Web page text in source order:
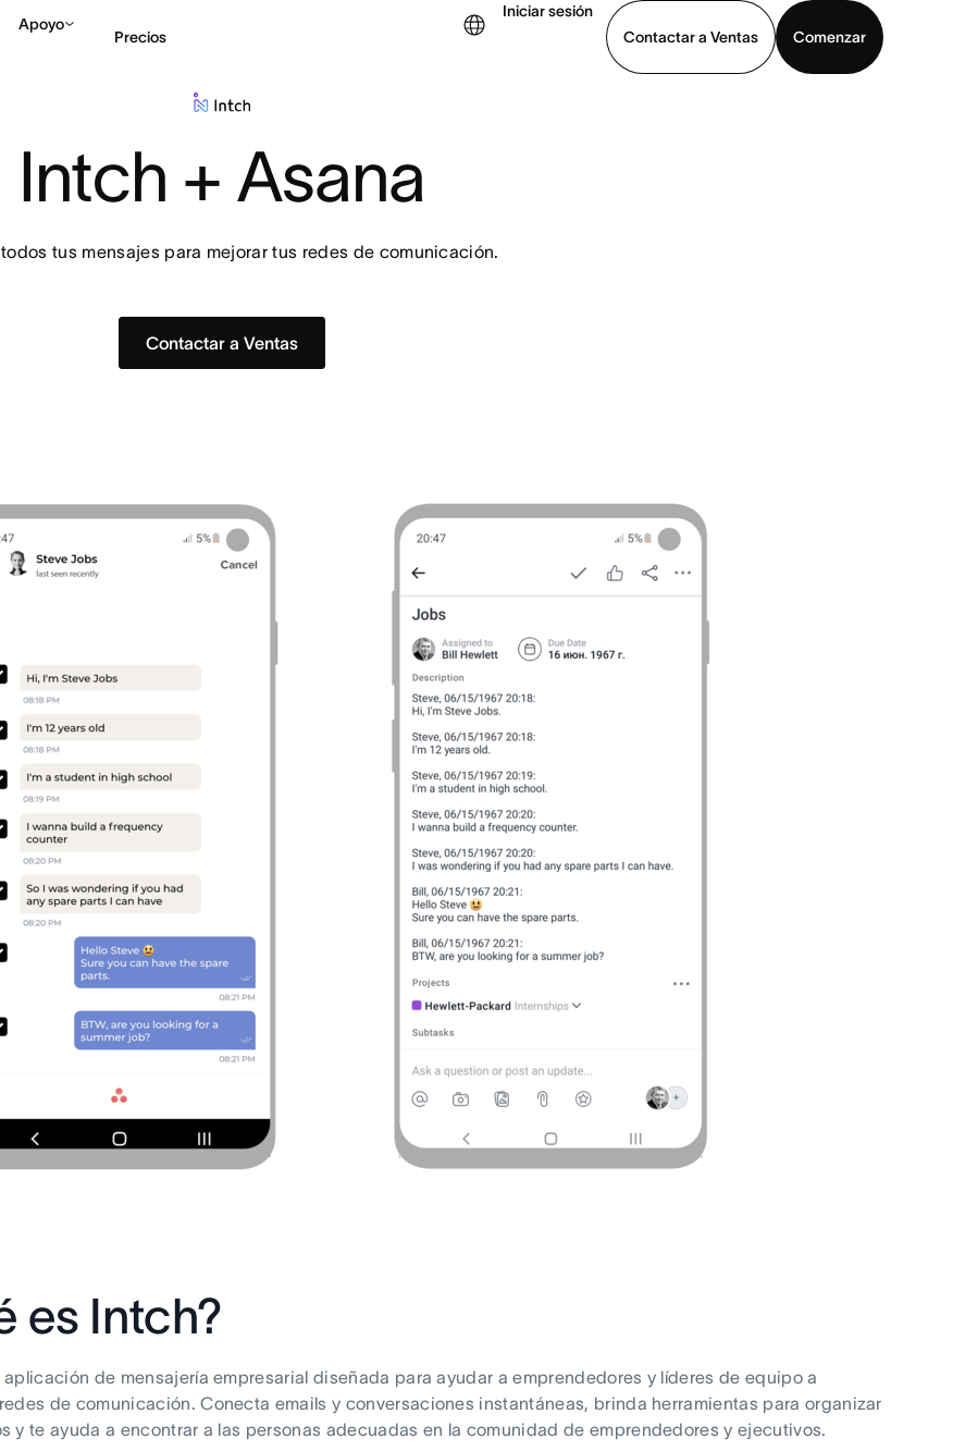
Apoyo
Precios
Iniciar sesión
Contactar a Ventas
Comenzar
Intch + Asana
todos tus mensajes para mejorar tus redes de comunicación.
Contactar a Ventas
es Intch?
aplicación de mensajería empresarial diseñada para ayudar a emprendedores y líderes de equipo a
de comunicación. Conecta emails y conversaciones instantáneas, brinda herramientas para organizar
y te ayuda a encontrar a las personas adecuadas en la comunidad de emprendedores y ejecutivos.